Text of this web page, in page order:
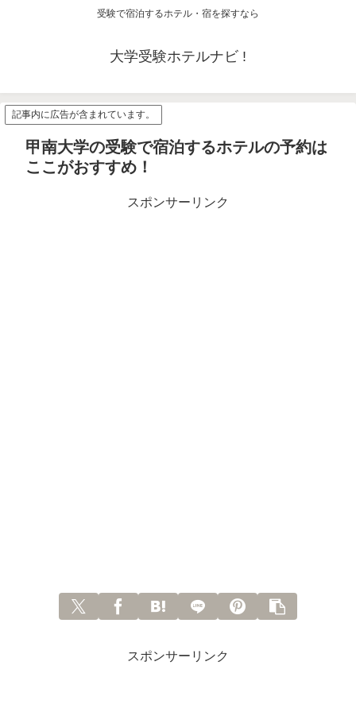
受験で宿泊するホテル・宿を探すなら
大学受験ホテルナビ !
記事内に広告が含まれています。
甲南大学の受験で宿泊するホテルの予約は
ここがおすすめ！
スポンサーリンク
スポンサーリンク